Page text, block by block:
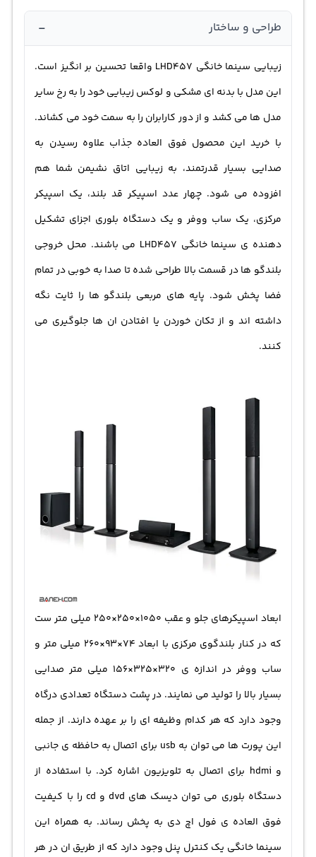
تان بپردازید. ال جی که همیشه به نظر کاربران اهمیت زیادی
داده این بار هم به نظر ان ها توجه کرده و این مدل را به
صورتی طراحی نموده که از فرکانس FM و AM پشتیبانی می کند
و از طریق ان می توانید تمامی کانال های رادیویی را دریافت و
گوش کنید. LHD457 با بهره گیری از فناوری های بی نظیر
صدا هم چون دالبی دیجیتال « Dolby Digital» صدایی فراگیر و
همه جانبه را به گوش می رساند. اگر شما هم به گوش دادن
موسیقی با صدای بسیار بلند علاقه دارید، سینما خانگی
LHD457 با توان صوتی 330 وات را حتما خریداری کنید تا
موسیقی هایتان را با صدای بسیار بلند گوش دهید و به شیک
بودن اتاق نشیمن خود بیفزایید.
طراحی و ساختار
-
زیبایی سینما خانگی LHD457 واقعا تحسین بر انگیز است.
این مدل با بدنه ای مشکی و لوکس زیبایی خود را به رخ سایر
مدل ها می کشد و از دور کارابران را به سمت خود می کشاند.
با خرید این محصول فوق العاده جذاب علاوه رسیدن به
صدایی بسیار قدرتمند، به زیبایی اتاق نشیمن شما هم
افزوده می شود. چهار عدد اسپیکر قد بلند، یک اسپیکر
مرکزی، یک ساب ووفر و یک دستگاه بلوری اجزای تشکیل
دهنده ی سینما خانگی LHD457 می باشند. محل خروجی
بلندگو ها در قسمت بالا طراحی شده تا صدا به خوبی در تمام
فضا پخش شود. پایه های مربعی بلندگو ها را ثایت نگه
داشته اند و از تکان خوردن یا افتادن ان ها جلوگیری می
کنند.
ابعاد اسپیکرهای جلو و عقب 1050×250×250 میلی متر ست
که در کنار بلندگوی مرکزی با ابعاد 74×93×260 میلی متر و
ساب ووفر در اندازه ی 320×325×156 میلی متر صدایی
بسیار بالا را تولید می نمایند. در پشت دستگاه تعدادی درگاه
وجود دارد که هر کدام وظیفه ای را بر عهده دارند. از جمله
این پورت ها می توان به usb برای اتصال به حافظه ی جانبی
و hdmi برای اتصال به تلویزیون اشاره کرد. با استفاده از
دستگاه بلوری می توان دیسک های dvd و cd را با کیفیت
فوق العاده ی فول اچ دی به پخش رساند. به همراه این
سینما خانگی یک کنترل پنل وجود دارد که از طریق ان در هر